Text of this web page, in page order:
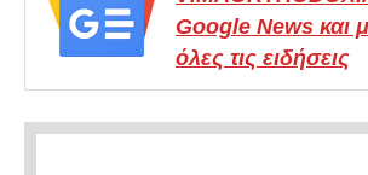
Google News και
όλες τις ειδήσεις